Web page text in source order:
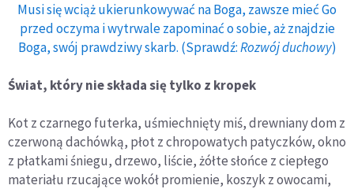
Musi się wciąż ukierunkowywać na Boga, zawsze mieć Go
przed oczyma i wytrwale zapominać o sobie, aż znajdzie
Boga, swój prawdziwy skarb. (Sprawdź:Rozwój duchowy)
Świat, który nie składa się tylko z kropek
Kot z czarnego futerka, uśmiechnięty miś, drewniany dom z
czerwoną dachówką, płot z chropowatych patyczków, okno
z płatkami śniegu, drzewo, liście, żółte słońce z ciepłego
materiału rzucające wokół promienie, koszyk z owocami,